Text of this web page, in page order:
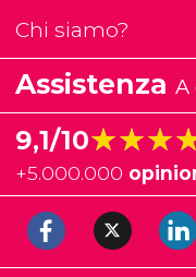
Chi siamo?
Assistenza A
9,1/10
+5.000.000